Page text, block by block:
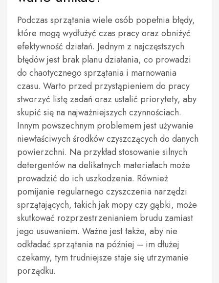
Podczas sprzątania wiele osób popełnia błędy,
które mogą wydłużyć czas pracy oraz obniżyć
efektywność działań. Jednym z najczęstszych
błędów jest brak planu działania, co prowadzi
do chaotycznego sprzątania i marnowania
czasu. Warto przed przystąpieniem do pracy
stworzyć listę zadań oraz ustalić priorytety, aby
skupić się na najważniejszych czynnościach.
Innym powszechnym problemem jest używanie
niewłaściwych środków czyszczących do danych
powierzchni. Na przykład stosowanie silnych
detergentów na delikatnych materiałach może
prowadzić do ich uszkodzenia. Również
pomijanie regularnego czyszczenia narzędzi
sprzątających, takich jak mopy czy gąbki, może
skutkować rozprzestrzenianiem brudu zamiast
jego usuwaniem. Ważne jest także, aby nie
odkładać sprzątania na później – im dłużej
czekamy, tym trudniejsze staje się utrzymanie
porządku.